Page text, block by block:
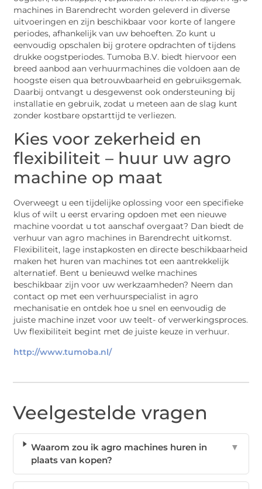
machines in Barendrecht worden geleverd in diverse
uitvoeringen en zijn beschikbaar voor korte of langere
periodes, afhankelijk van uw behoeften. Zo kunt u
eenvoudig opschalen bij grotere opdrachten of tijdens
drukke oogstperiodes. Tumoba B.V. biedt hiervoor een
breed aanbod aan verhuurmachines die voldoen aan de
hoogste eisen qua betrouwbaarheid en gebruiksgemak.
Daarbij ontvangt u desgewenst ook ondersteuning bij
installatie en gebruik, zodat u meteen aan de slag kunt
zonder kostbare opstarttijd te verliezen.
Kies voor zekerheid en
flexibiliteit – huur uw agro
machine op maat
Overweegt u een tijdelijke oplossing voor een specifieke
klus of wilt u eerst ervaring opdoen met een nieuwe
machine voordat u tot aanschaf overgaat? Dan biedt de
verhuur van agro machines in Barendrecht uitkomst.
Flexibiliteit, lage instapkosten en directe beschikbaarheid
maken het huren van machines tot een aantrekkelijk
alternatief. Bent u benieuwd welke machines
beschikbaar zijn voor uw werkzaamheden? Neem dan
contact op met een verhuurspecialist in agro
mechanisatie en ontdek hoe u snel en eenvoudig de
juiste machine inzet voor uw teelt- of verwerkingsproces.
Uw flexibiliteit begint met de juiste keuze in verhuur.
http://www.tumoba.nl/
Veelgestelde vragen
Waarom zou ik agro machines huren in
plaats van kopen?
▼